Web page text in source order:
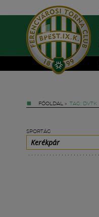
FŐOLDAL » TAG: DVTK
SPORTÁG
Kerékpár